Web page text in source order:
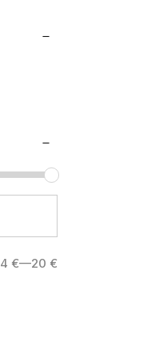
4 €—20 €